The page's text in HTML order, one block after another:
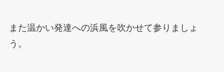
また温かい発達への浜風を吹かせて参りましょ
う。